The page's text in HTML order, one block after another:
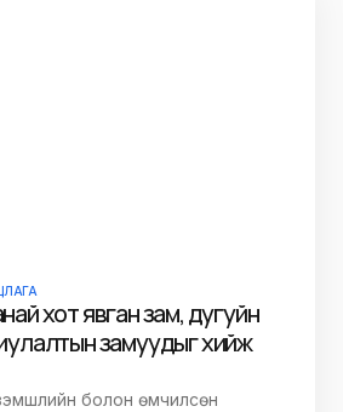
хот явган зам, дугуйн
замуудыг хийж
болон өмчилсөн